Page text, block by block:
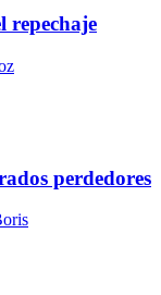
repechaje
perdedores